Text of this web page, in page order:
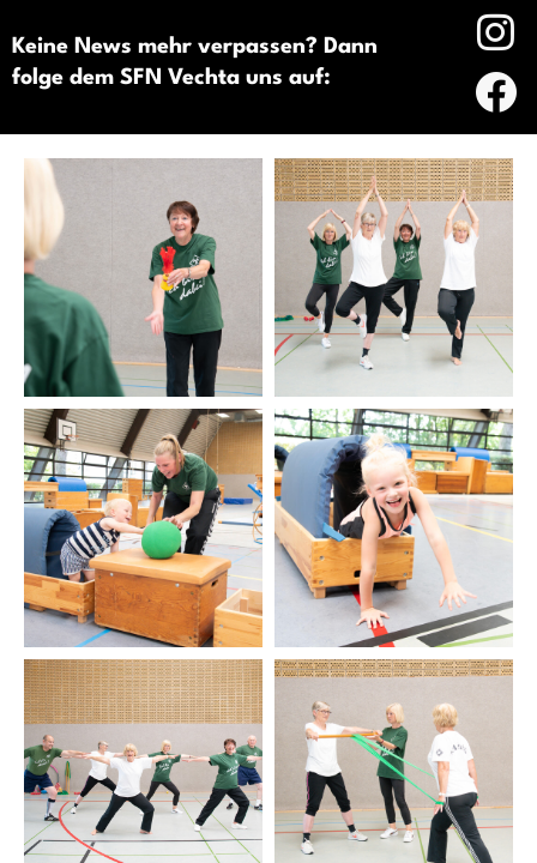
Keine News mehr verpassen? Dann
folge dem SFN Vechta uns auf: